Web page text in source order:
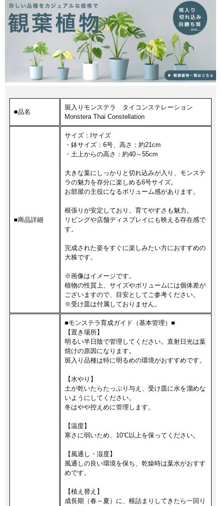
■品名
斑入りモンステラ タイコンステレーション
Monstera Thai Constellation
■商品詳細
サイズ：lサイズ
・鉢サイズ：6号、高さ：約21cm
・土上からの高さ：約40～55cm
大きな葉にしっかりと切れ込みが入り、モンステ
ラの魅力を存分に楽しめる6号サイズ。
お部屋の主役になるボリューム感があります。
根張りが安定しており、育てやすさも魅力。
リビングや店舗ディスプレイにも映える存在感で
す。
完成された姿をすぐに楽しみたい方におすすめの
大株です。
※画像はイメージです。
植物の性質上、サイズやボリュームには個体差が
ございますので、目安としてご参考ください。
※受け皿は付属しておりません。
■モンステラ育成ガイド（基本管理）■
【置き場所】
明るい半日陰で管理してください。直射日光は葉
焼けの原因になります。
斑入り品種は特に明るめの環境がおすすめです。
【水やり】
土が乾いたらたっぷり与え、受け皿に水を溜めな
いようにしてください。
冬はやや控えめに管理します。
【温度】
寒さに弱いため、10℃以上を保ってください。
【風通し・湿度】
風通しの良い環境を保ち、乾燥時は葉水がおすす
めです。
【植え替え】
成長期（春～夏）に、根詰まりしてきたら一回り